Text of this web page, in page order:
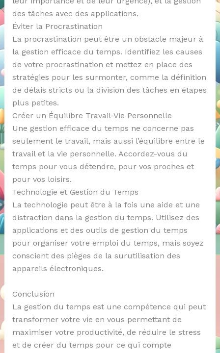
des tâches avec des applications.
Éviter la Procrastination
La procrastination peut être un obstacle majeur à
la gestion efficace du temps. Identifiez les causes
de votre procrastination et mettez en place des
stratégies pour les surmonter, comme la définition
de délais stricts ou la division des tâches en étapes
plus petites.
Créer un Équilibre Travail-Vie Personnelle
Une gestion efficace du temps ne concerne pas
seulement le travail, mais aussi l’équilibre entre le
travail et la vie personnelle. Accordez-vous du
temps pour vous détendre, pour vos proches et
pour vos loisirs.
Technologie et Gestion du Temps
La technologie peut être à la fois une aide et une
distraction dans la gestion du temps. Utilisez des
applications et des outils de gestion du temps
pour organiser votre emploi du temps, mais soyez
conscient des pièges de la surutilisation des
appareils électroniques.
Conclusion
La gestion du temps est une compétence qui peut
transformer votre vie en vous permettant de
maximiser votre productivité, de réduire le stress
et de créer du temps pour ce qui compte